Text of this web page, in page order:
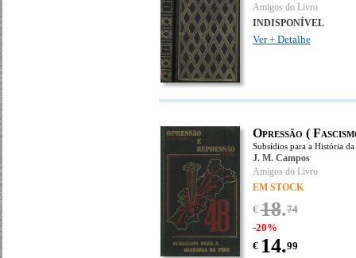
Amigos do Livro
INDISPONÍVEL
Ver + Detalhe
Opressão (
Subsídios para a História da
J. M. Campos
Amigos do Livro
EM STOCK
€18.74
-20%
€ 14.99